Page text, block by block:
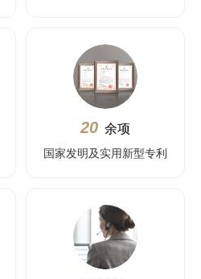
20 余项
国家发明及实用新型专利